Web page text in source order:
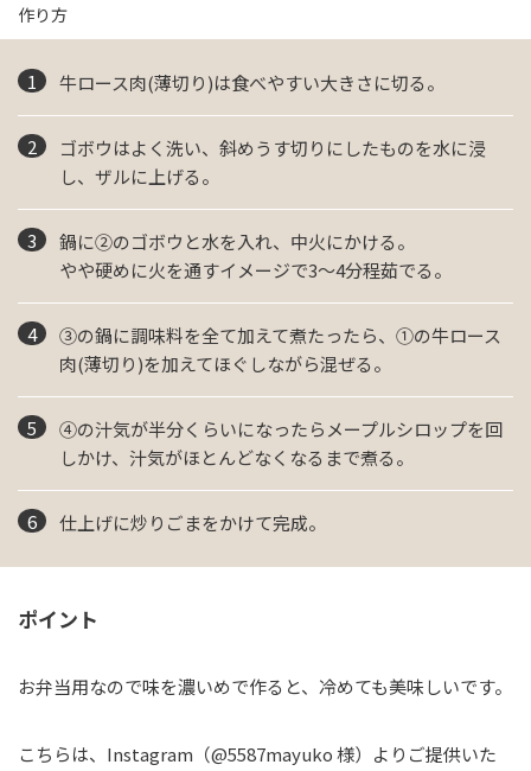
作り方
牛ロース肉(薄切り)は食べやすい大きさに切る。
ゴボウはよく洗い、斜めうす切りにしたものを水に浸
し、ザルに上げる。
鍋に②のゴボウと水を入れ、中火にかける。
やや硬めに火を通すイメージで3～4分程茹でる。
③の鍋に調味料を全て加えて煮たったら、①の牛ロース
肉(薄切り)を加えてほぐしながら混ぜる。
④の汁気が半分くらいになったらメープルシロップを回
しかけ、汁気がほとんどなくなるまで煮る。
仕上げに炒りごまをかけて完成。
ポイント
お弁当用なので味を濃いめで作ると、冷めても美味しいです。
こちらは、Instagram（@5587mayuko 様）よりご提供いた